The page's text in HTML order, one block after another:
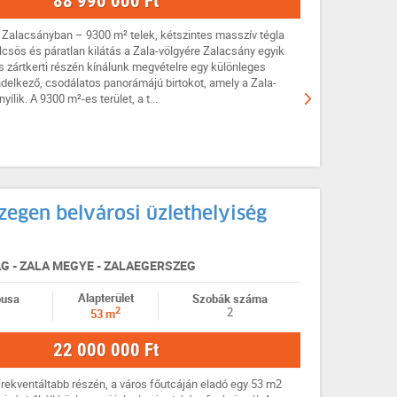
– 9300 m² telek, kétszintes masszív tégla
és páratlan kilátás a Zala-völgyére Zalacsány egyik
zártkerti részén kínálunk megvételre egy különleges
csodálatos panorámájú birtokot, amely a Zala-
A 9300 m²-es terület, a t...
belvárosi üzlethelyiség
- ZALA MEGYE - ZALAEGERSZEG
Alapterület
53 m2
Szobák száma
2
22 000 000 Ft
részén, a város főutcáján eladó egy 53 m2